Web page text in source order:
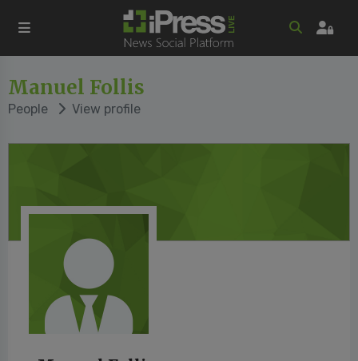
Manuel Follis
People View profile